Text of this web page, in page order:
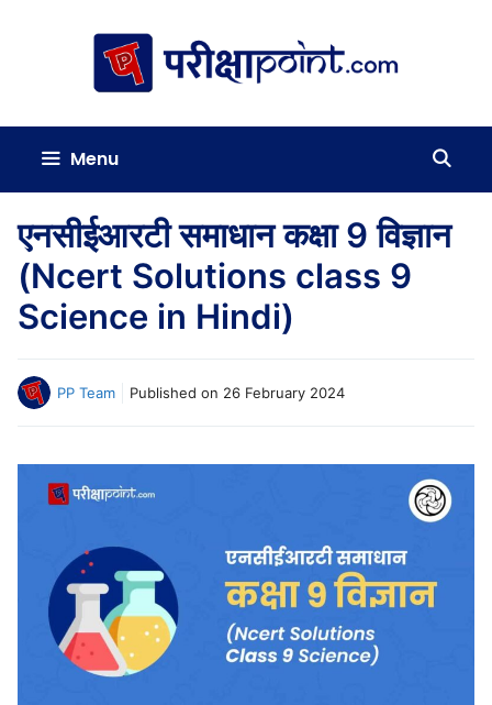
Menu
एनसीईआरटी समाधान कक्षा 9 विज्ञान
(Ncert Solutions class 9
Science in Hindi)
PP Team Published on 26 February 2024